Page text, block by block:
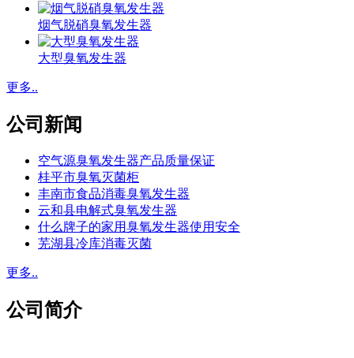
烟气脱硝臭氧发生器
大型臭氧发生器
更多..
公司新闻
空气源臭氧发生器产品质量保证
桂平市臭氧灭菌柜
丰南市食品消毒臭氧发生器
云和县电解式臭氧发生器
什么牌子的家用臭氧发生器使用安全
芜湖县冷库消毒灭菌
更多..
公司简介